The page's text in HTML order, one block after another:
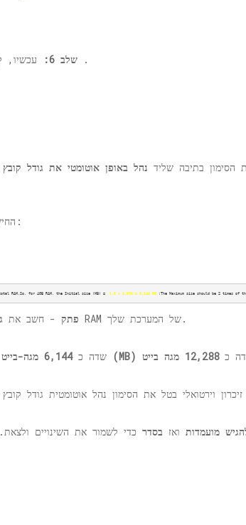
שלב 6: עכשיו, .
הסימון בתיבה שליד נהל באופן אוטומטי את גודל
כעת, אם המחשב שלך פועל על זיכרון 4GB, החישובים יהיו כדלקמן:
RAM.So, for 4GB RAM, the Initial size (MB) = 1.5 x 4,096 = 6,144 MB ;The Maximum size should be 2 times of
פתק - חשב את עבור קובץ הדף המבוסס על זיכרון RAM של המערכת שלך.
שדה כ6,144 מגה-בייט גודל מקסימלי (MB) כ12,288 מגה בייט
מועמדות ואז בסדר